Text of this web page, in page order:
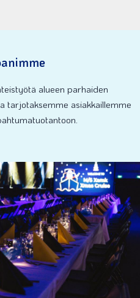
alueen parhaiden
tarjotaksemme asiakkaillemme